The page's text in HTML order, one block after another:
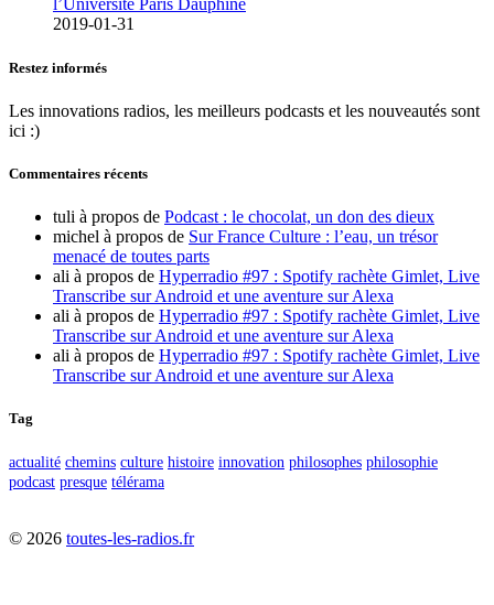
l’Université Paris Dauphine
2019-01-31
Restez informés
Les innovations radios, les meilleurs podcasts et les nouveautés sont
ici :)
Commentaires récents
tuli à propos de Podcast : le chocolat, un don des dieux
michel à propos de Sur France Culture : l’eau, un trésor
menacé de toutes parts
ali à propos de Hyperradio #97 : Spotify rachète Gimlet, Live
Transcribe sur Android et une aventure sur Alexa
ali à propos de Hyperradio #97 : Spotify rachète Gimlet, Live
Transcribe sur Android et une aventure sur Alexa
ali à propos de Hyperradio #97 : Spotify rachète Gimlet, Live
Transcribe sur Android et une aventure sur Alexa
Tag
actualité chemins culture histoire innovation philosophes philosophie
podcast presque télérama
© 2026 toutes-les-radios.fr